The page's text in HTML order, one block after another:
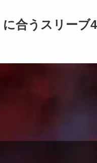
合うスリーブ